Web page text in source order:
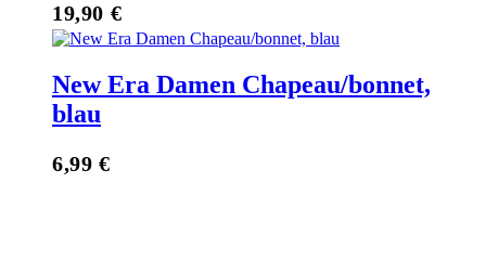
19,90 €
New Era Damen Chapeau/bonnet,
blau
6,99 €